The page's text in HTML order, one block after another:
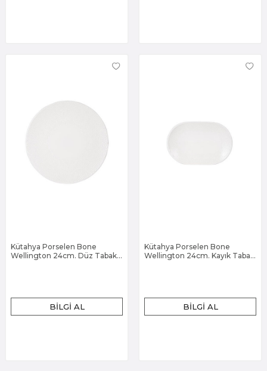
Kütahya Porselen Bone
Wellington 24cm. Düz Tabak
BILGI AL
Kütahya Porselen Bone
Wellington 24cm. Kayık Tabak
BILGI AL